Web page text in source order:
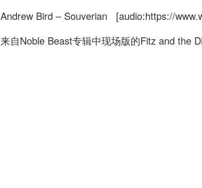
Andrew Bird – Souverian [audio:https://
来自Noble Beast专辑中现场版的Fitz and the